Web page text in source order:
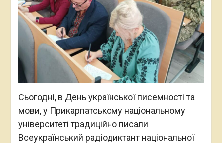
Сьогодні, в День української писемності та
мови, у Прикарпатському національному
університеті традиційно писали
Всеукраїнський радіодиктант національної